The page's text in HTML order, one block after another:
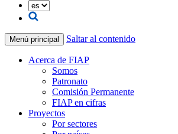
Menú principal Saltar al contenido
Acerca de FIAP
Somos
Patronato
Comisión Permanente
FIAP en cifras
Proyectos
Por sectores